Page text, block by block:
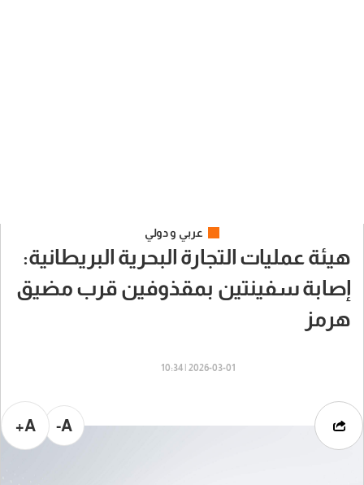
عربي و دولي
هيئة عمليات التجارة البحرية البريطانية:
إصابة سفينتين بمقذوفين قرب مضيق
هرمز
2026-03-01 | 10:34
A-
A+